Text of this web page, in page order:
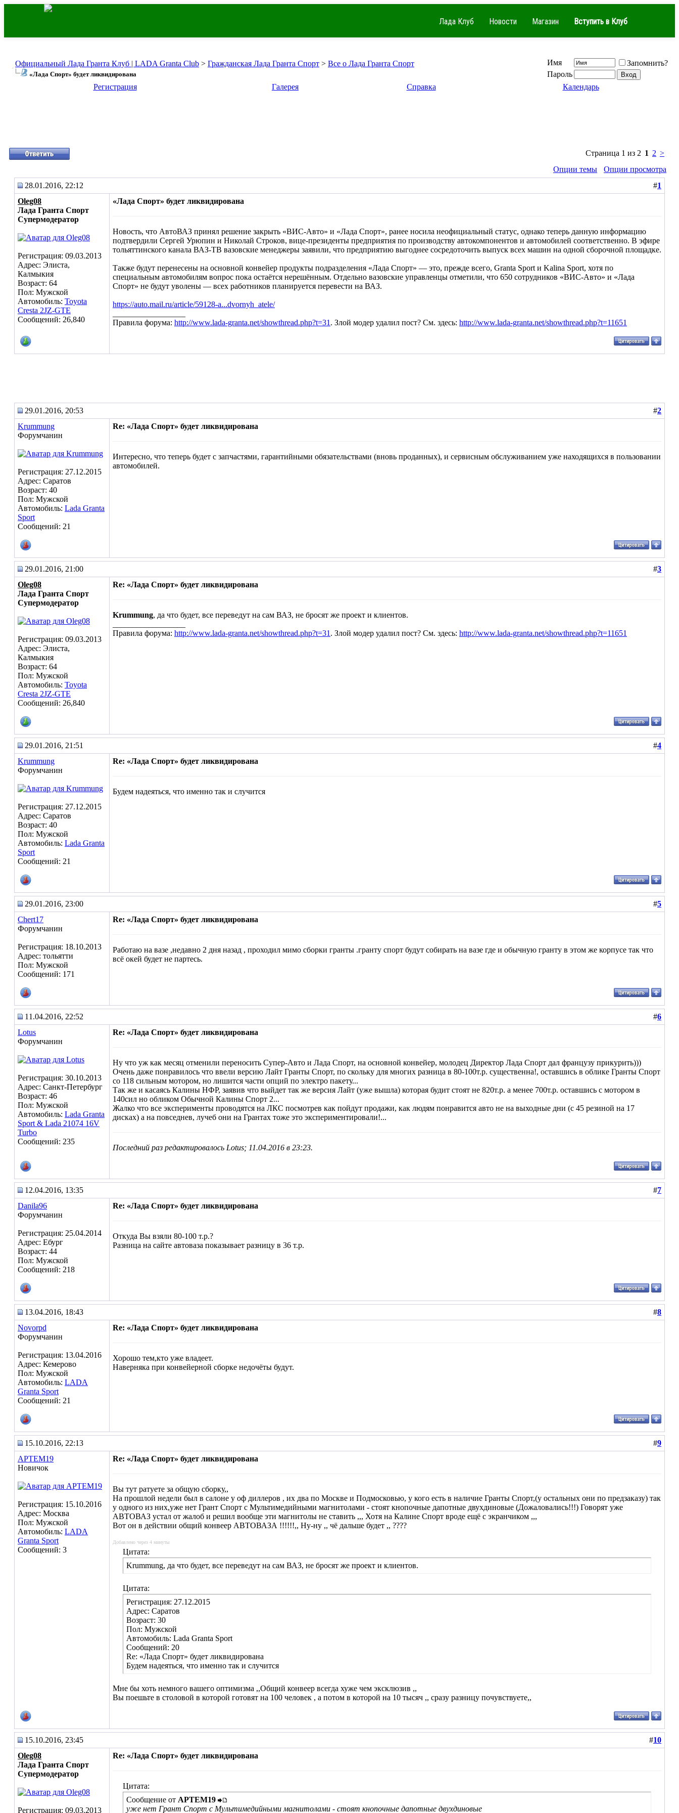
Лада Клуб Новости Магазин Вступить в Клуб
Официальный Лада Гранта Клуб | LADA Granta Club > Гражданская Лада Гранта Спорт > Все о Лада Гранта Спорт
«Лада Спорт» будет ликвидирована
Имя
Запомнить?
Пароль
Регистрация
Галерея Справка Календарь
Страница 1 из 2 1 2 >
Опции темы
Опции просмотра
28.01.2016, 22:12
#1
Oleg08
Лада Гранта Спорт
Супермодератор
Регистрация: 09.03.2013
Адрес: Элиста,
Калмыкия
Возраст: 64
Пол: Мужской
Автомобиль: Toyota
Cresta 2JZ-GTE
Сообщений: 26,840
«Лада Спорт» будет ликвидирована
Новость, что АвтоВАЗ принял решение закрыть «ВИС-Авто» и «Лада Спорт», ранее носила неофициальный статус, однако теперь данную информацию
подтвердили Сергей Урюпин и Николай Строков, вице-президенты предприятия по производству автокомпонентов и автомобилей соответственно. В эфире
тольяттинского канала ВАЗ-ТВ вазовские менеджеры заявили, что предприятию выгоднее сосредоточить выпуск всех машин на одной сборочной площадке.
Также будут перенесены на основной конвейер продукты подразделения «Лада Спорт» — это, прежде всего, Granta Sport и Kalina Sport, хотя по
специальным автомобилям вопрос пока остаётся нерешённым. Отдельно вазовские управленцы отметили, что 650 сотрудников «ВИС-Авто» и «Лада
Спорт» не будут уволены — всех работников планируется перевести на ВАЗ.
https://auto.mail.ru/article/59128-a...dvornyh_atele/
Правила форума: http://www.lada-granta.net/showthread.php?t=31 . Злой модер удалил пост? См. здесь: http://www.lada-granta.net/showthread.php?t=11651
29.01.2016, 20:53 #2
Krummung
Форумчанин
Регистрация: 27.12.2015
Адрес: Саратов
Возраст: 40
Пол: Мужской
Автомобиль: Lada Granta
Sport
Сообщений: 21
Re: «Лада Спорт» будет ликвидирована
Интересно, что теперь будет с запчастями, гарантийными обязательствами (вновь проданных), и сервисным обслуживанием уже находящихся в пользовании
автомобилей.
29.01.2016, 21:00 #3
Oleg08
Лада Гранта Спорт
Супермодератор
Регистрация: 09.03.2013
Адрес: Элиста,
Калмыкия
Возраст: 64
Пол: Мужской
Автомобиль: Toyota
Cresta 2JZ-GTE
Сообщений: 26,840
Re: «Лада Спорт» будет ликвидирована
Krummung, да что будет, все переведут на сам ВАЗ, не бросят же проект и клиентов.
Правила форума: http://www.lada-granta.net/showthread.php?t=31 . Злой модер удалил пост? См. здесь: http://www.lada-granta.net/showthread.php?t=11651
29.01.2016, 21:51 #4
Krummung
Форумчанин
Регистрация: 27.12.2015
Адрес: Саратов
Возраст: 40
Пол: Мужской
Автомобиль: Lada Granta
Sport
Сообщений: 21
Re: «Лада Спорт» будет ликвидирована
Будем надеяться, что именно так и случится
29.01.2016, 23:00 #5
Chert17
Форумчанин
Регистрация: 18.10.2013
Адрес: тольятти
Пол: Мужской
Сообщений: 171
Re: «Лада Спорт» будет ликвидирована
Работаю на вазе ,недавно 2 дня назад , проходил мимо сборки гранты .гранту спорт будут собирать на вазе где и обычную гранту в этом же корпусе так что
всё окей будет не партесь.
11.04.2016, 22:52 #6
Lotus
Форумчанин
Регистрация: 30.10.2013
Адрес: Санкт-Петербург
Возраст: 46
Пол: Мужской
Автомобиль: Lada Granta
Sport & Lada 21074 16V
Turbo
Сообщений: 235
Re: «Лада Спорт» будет ликвидирована
Ну что уж как месяц отменили переносить Супер-Авто и Лада Спорт, на основной конвейер, молодец Директор Лада Спорт дал французу прикурить)))
Очень даже понравилось что ввели версию Лайт Гранты Спорт, по скольку для многих разница в 80-100т.р. существенна!, оставшись в облике Гранты Спорт
со 118 сильным мотором, но лишится части опций по электро пакету...
Так же и касаясь Калины НФР, заявив что выйдет так же версия Лайт (уже вышла) которая будит стоят не 820т.р. а менее 700т.р. оставшись с мотором в
140сил но обликом Обычной Калины Спорт 2...
Жалко что все эксперименты проводятся на ЛКС посмотрев как пойдут продажи, как людям понравится авто не на выходные дни (с 45 резиной на 17
дисках) а на повседнев, лучеб они на Грантах тоже это экспериментировали!...
Последний раз редактировалось Lotus; 11.04.2016 в 23:23.
12.04.2016, 13:35 #7
Danila96
Форумчанин
Регистрация: 25.04.2014
Адрес: Ебург
Возраст: 44
Пол: Мужской
Сообщений: 218
Re: «Лада Спорт» будет ликвидирована
Откуда Вы взяли 80-100 т.р.?
Разница на сайте автоваза показывает разницу в 36 т.р.
13.04.2016, 18:43 #8
Novorpd
Форумчанин
Регистрация: 13.04.2016
Адрес: Кемерово
Пол: Мужской
Автомобиль: LADA
Granta Sport
Сообщений: 21
Re: «Лада Спорт» будет ликвидирована
Хорошо тем,кто уже владеет.
Наверняка при конвейерной сборке недочёты будут.
15.10.2016, 22:13 #9
АРТЕМ19
Новичок
Регистрация: 15.10.2016
Адрес: Москва
Пол: Мужской
Автомобиль: LADA
Granta Sport
Сообщений: 3
Re: «Лада Спорт» будет ликвидирована
Вы тут ратуете за общую сборку,,
На прошлой недели был в салоне у оф диллеров , их два по Москве и Подмосковью, у кого есть в наличие Гранты Спорт,(у остальных они по предзаказу) так
у одного из них,уже нет Грант Спорт с Мультимедийными магнитолами - стоят кнопочные дапотные двухдиновые (Дожаловались!!!) Говорят уже
АВТОВАЗ устал от жалоб и решил вообще эти магнитолы не ставить ,,, Хотя на Калине Спорт вроде ещё с экранчиком ,,,
Вот он в действии общий конвеер АВТОВАЗА !!!!!!,, Ну-ну ,, чё дальше будет ,, ????
Добавлено через 4 минуты
Цитата:
Krummung, да что будет, все переведут на сам ВАЗ, не бросят же проект и клиентов.
Цитата:
Регистрация: 27.12.2015
Адрес: Саратов
Возраст: 30
Пол: Мужской
Автомобиль: Lada Granta Sport
Сообщений: 20
Re: «Лада Спорт» будет ликвидирована
Будем надеяться, что именно так и случится
Мне бы хоть немного вашего оптимизма ,,Общий конвеер всегда хуже чем эксклюзив ,,
Вы поешьте в столовой в которой готовят на 100 человек , а потом в которой на 10 тысяч ,, сразу разницу почувствуете,,
15.10.2016, 23:45 #10
Oleg08
Лада Гранта Спорт
Супермодератор
Регистрация: 09.03.2013
Re: «Лада Спорт» будет ликвидирована
Цитата:
Сообщение от АРТЕМ19
уже нет Грант Спорт с Мультимедийными магнитолами - стоят кнопочные дапотные двухдиновые